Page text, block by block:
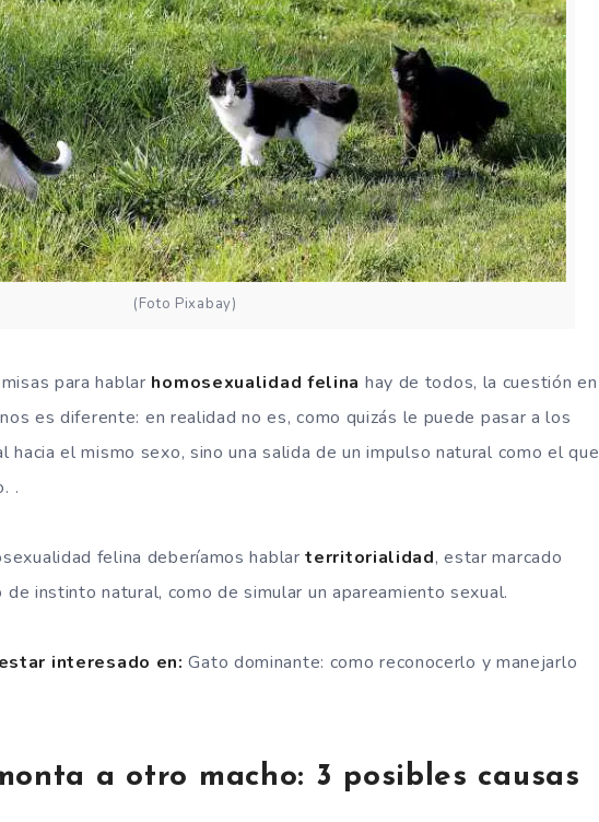
(Foto Pixabay)
para hablar homosexualidad felina hay de todos, la cuestión en
es diferente: en realidad no es, como quizás le puede pasar a los
hacia el mismo sexo, sino una salida de un impulso natural como el que
.
felina deberíamos hablarterritorialidad, estar marcado
instinto natural, como de simular un apareamiento sexual.
interesado en: Gato dominante: como reconocerlo y manejarlo
a otro macho: 3 posibles causas